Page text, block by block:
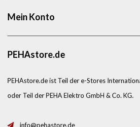
Mein Konto
PEHAstore.de
PEHAstore.de ist Teil der e-Stores
oder Teil der PEHA Elektro GmbH & Co. KG.
info@pehastore.de